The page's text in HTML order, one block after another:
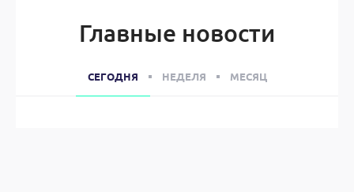
Главные новости
СЕГОДНЯ НЕДЕЛЯ МЕСЯЦ